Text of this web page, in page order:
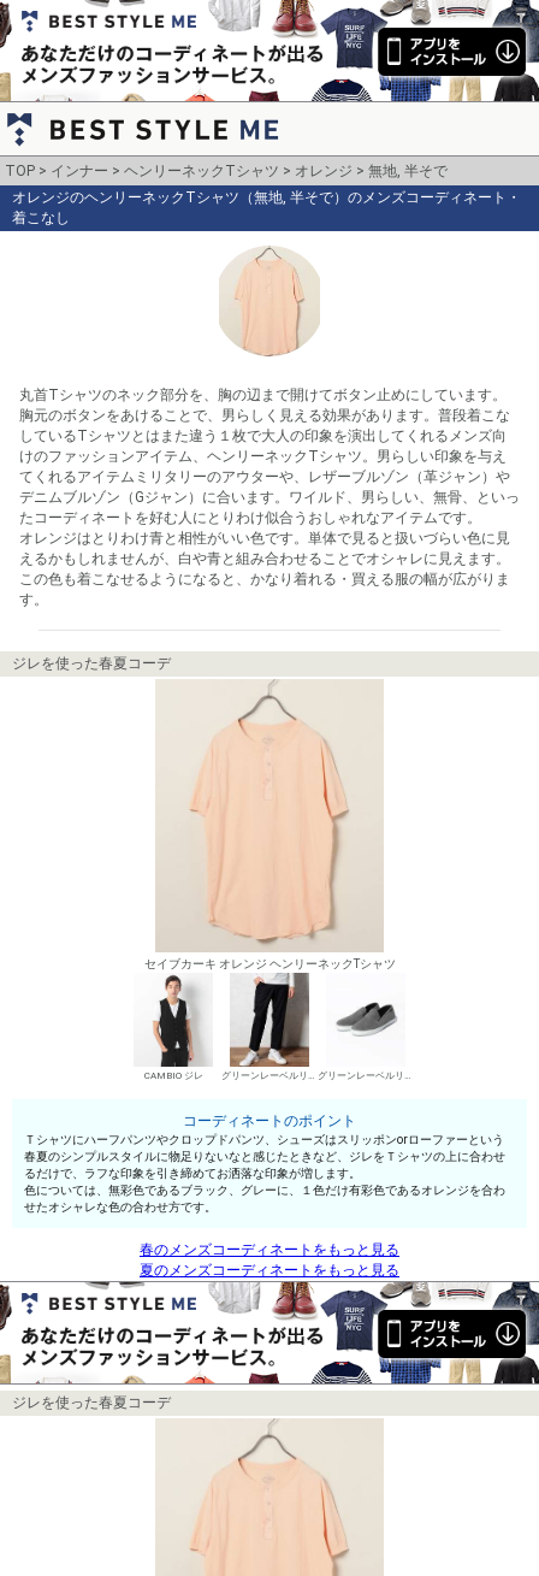
TOP インナー ヘンリーネックTシャツ オレンジ
無地, 半そで
オレンジのヘンリーネックTシャツ（無地, 半そで）のメンズコーディネート・
着こなし
丸首Tシャツのネック部分を、胸の辺まで開けてボタン止めにしています。
胸元のボタンをあけることで、男らしく見える効果があります。普段着こな
しているTシャツとはまた違う１枚で大人の印象を演出してくれるメンズ向
けのファッションアイテム、ヘンリーネックTシャツ。男らしい印象を与え
てくれるアイテムミリタリーのアウターや、レザーブルゾン（革ジャン）や
デニムブルゾン（Gジャン）に合います。ワイルド、男らしい、無骨、といっ
たコーディネートを好む人にとりわけ似合うおしゃれなアイテムです。
オレンジはとりわけ青と相性がいい色です。単体で見ると扱いづらい色に見
えるかもしれませんが、白や青と組み合わせることでオシャレに見えます。
この色も着こなせるようになると、かなり着れる・買える服の幅が広がりま
す。
ジレを使った春夏コーデ
セイブカーキ オレンジ ヘンリーネックTシャツ
CAMBIO ジレ グリーンレーベルリラクシング スラックス グリーンレーベルリラクシング スリッポン
コーディネートのポイント
Ｔシャツにハーフパンツやクロップドパンツ、シューズはスリッポンorローファーという
春夏のシンプルスタイルに物足りないなと感じたときなど、ジレをＴシャツの上に合わせ
るだけで、ラフな印象を引き締めてお洒落な印象が増します。
色については、無彩色であるブラック、グレーに、１色だけ有彩色であるオレンジを合わ
せたオシャレな色の合わせ方です。
春のメンズコーディネートをもっと見る
夏のメンズコーディネートをもっと見る
ジレを使った春夏コーデ